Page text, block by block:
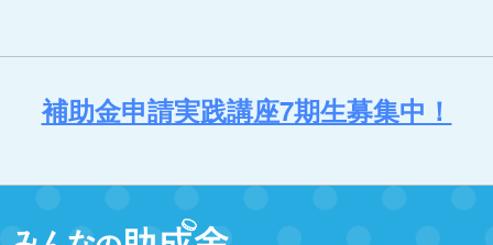
補助金申請実践講座7期生募集中！